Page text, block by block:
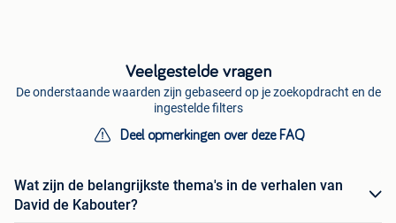
Veelgestelde vragen
De onderstaande waarden zijn gebaseerd op je zoekopdracht en de
ingestelde filters
Deel opmerkingen over deze FAQ
Wat zijn de belangrijkste thema's in de verhalen van
David de Kabouter?